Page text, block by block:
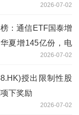
2026-07-02
：通信ETF国泰增
夏增145亿份，电
增18倍（名单）_今
2026-07-02
授出限制性股
下奖励
2026-07-02